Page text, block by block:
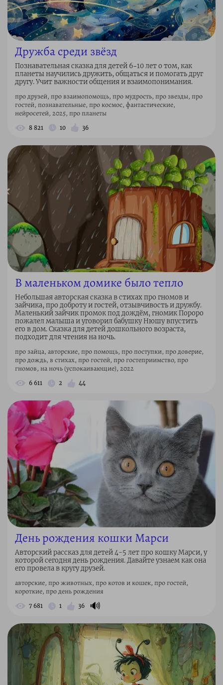
Дружба среди звёзд
Познавательная сказка для детей 6–10 лет о том, как
планеты научились дружить, общаться и помогать друг
другу. Учит важности общения и взаимопонимания.
про друзей, про взаимопомощь, про мудрость, про звезды, про
гостей, познавательные, про космос, фантастические,
нейросетей, 2025, про планеты
8 821 10 36
В маленьком домике было тепло
Небольшая авторская сказка в стихах про гномов и
зайчика, про доброту и гостей, отзывчивость и дружбу.
Маленький зайчик промок под дождём, гномик Пороро
пожалел малыша и уговорил бабушку Нюшу впустить
его в дом. Сказка для детей дошкольного возраста,
подходит для чтения на ночь.
про зайца, авторские, про помощь, про поступки, про доверие,
про дождь, в стихах, про гостей, про гостеприимство, про
гномов, на ночь (успокаивающие), 2022
6 611 2 44
День рождения кошки Марси
Авторский рассказ для детей 4-5 лет про кошку Марси, у
которой сегодня день рождения. Давайте узнаем как она
его провела в кругу друзей.
авторские, про животных, про котов и кошек, про гостей,
короткие, про день рождения
7 681 1 36 🔊